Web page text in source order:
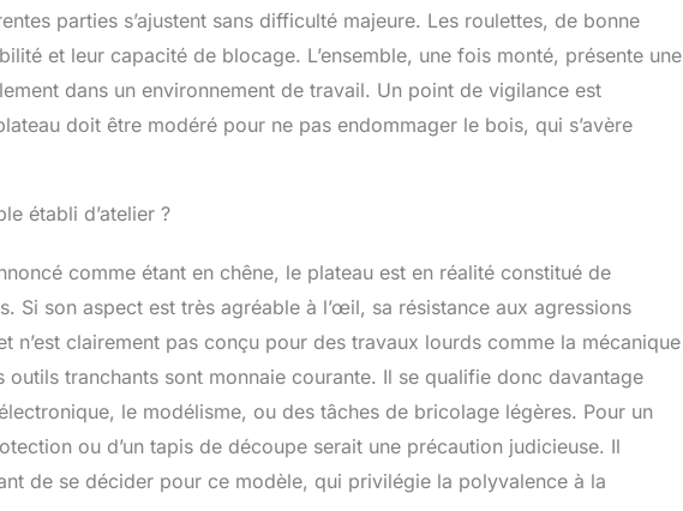
plus de maniabilité. Vous pouvez facilement déplacer la table à
quel endroit désigné sans transpirer. Lorsque vous souhaitez
sur l'établi, il vous suffit d'appuyer légèrement sur le frein pour le
fermement. Portée maximale : 720 kg Construction Stable et
Accessible : Le cadre de la table est constitué de plaques d'acier
l'établi réglable est équipé de 4 pieds en caoutchouc, l'empêchant
parties s’ajustent sans difficulté majeure. Les roulettes, de bonne
et leur capacité de blocage. L’ensemble, une fois monté, présente une
dans un environnement de travail. Un point de vigilance est
doit être modéré pour ne pas endommager le bois, qui s’avère
établi d’atelier ?
comme étant en chêne, le plateau est en réalité constitué de
Si son aspect est très agréable à l’œil, sa résistance aux agressions
n’est clairement pas conçu pour des travaux lourds comme la mécanique
tranchants sont monnaie courante. Il se qualifie donc davantage
le modélisme, ou des tâches de bricolage légères. Pour un
ou d’un tapis de découpe serait une précaution judicieuse. Il
de se décider pour ce modèle, qui privilégie la polyvalence à la